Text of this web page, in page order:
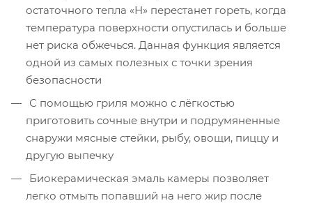
остаточного тепла «Н» перестанет гореть, когда
температура поверхности опустилась и больше
нет риска обжечься. Данная функция является
одной из самых полезных с точки зрения
безопасности
С помощью гриля можно с лёгкостью
приготовить сочные внутри и подрумяненные
снаружи мясные стейки, рыбу, овощи, пиццу и
другую выпечку
Биокерамическая эмаль камеры позволяет
легко отмыть попавший на него жир после